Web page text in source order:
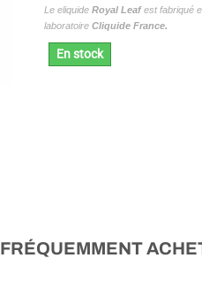
Le eliquide Royal Leafest fabriqué
laboratoire Cliquide France.
En stock